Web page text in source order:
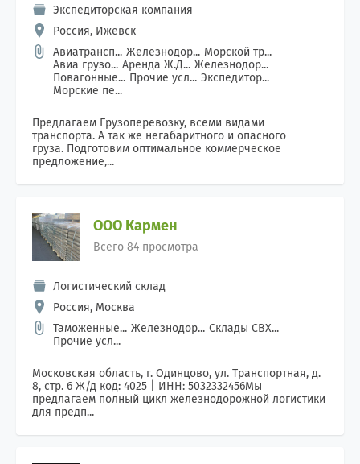
Экспедиторская компания
Россия, Ижевск
Авиатрансп... Железнодор... Морской тр...
Авиа грузо... Аренда Ж.Д... Железнодор...
Повагонные... Прочие усл... Экспедитор...
Морские пе...
Предлагаем Грузоперевозку, всеми видами
транспорта. А так же негабаритного и опасного
груза. Подготовим оптимальное коммерческое
предложение,...
ООО Кармен
Всего 84 просмотра
Логистический склад
Россия, Москва
Таможенные... Железнодор... Склады СВХ...
Прочие усл...
Московская область, г. Одинцово, ул. Транспортная, д.
8, стр. 6 Ж/д код: 4025 | ИНН: 5032332456Мы
предлагаем полный цикл железнодорожной логистики
для предп...